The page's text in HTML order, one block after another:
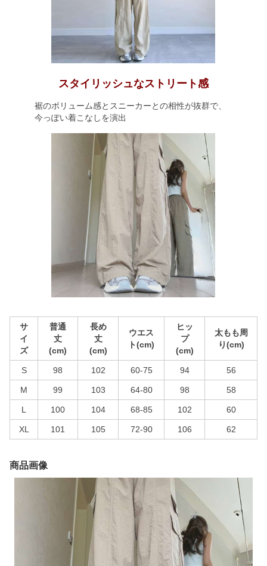
スタイリッシュなストリート感
裾のボリューム感とスニーカーとの相性が抜群で、
今っぽい着こなしを演出
サ
イ
ズ
普通
丈
(cm)
長め
丈
(cm)
ウエス
ト(cm)
ヒッ
プ
(cm)
太もも周
り(cm)
S 98 102 60-75 94 56
M 99 103 64-80 98 58
L 100 104 68-85 102 60
XL 101 105 72-90 106 62
商品画像